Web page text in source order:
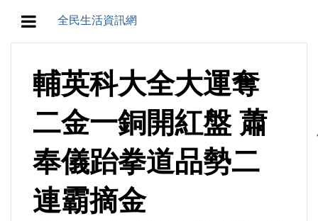
全民生活資訊網
教育/五育/五創
人生/生存/生活
產業/經濟
政治/政黨
輔英科大全大運奪
二金一銅開紅盤 蕭
奉儀跆拳道品勢二
連霸摘金